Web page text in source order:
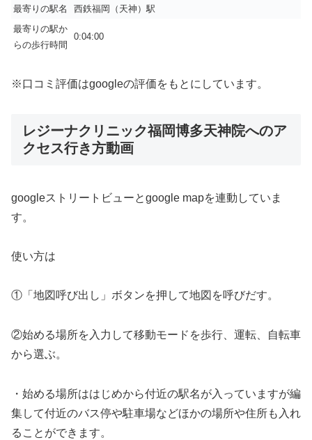
最寄りの駅名
西鉄福岡（天神）駅
最寄りの駅か
らの歩行時間
0:04:00
※口コミ評価はgoogleの評価をもとにしています。
レジーナクリニック福岡博多天神院へのア
クセス行き方動画
googleストリートビューとgoogle mapを連動していま
す。
使い方は
①「地図呼び出し」ボタンを押して地図を呼びだす。
②始める場所を入力して移動モードを歩行、運転、自転車
から選ぶ。
・始める場所ははじめから付近の駅名が入っていますが編
集して付近のバス停や駐車場などほかの場所や住所も入れ
ることができます。